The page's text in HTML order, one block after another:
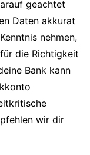
geachtet
Daten akkurat
nehmen,
die Richtigkeit
Bank kann
wir dir